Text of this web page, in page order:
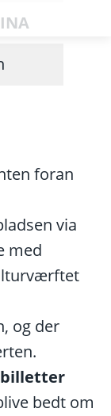
foran
via
med
og der
billetter
bedt om